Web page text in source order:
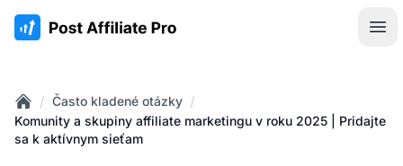
:site.title
Home
/ Často kladené otázky /
Komunity a skupiny affiliate marketingu v roku 2025 | Pridajte
sa k aktívnym sieťam